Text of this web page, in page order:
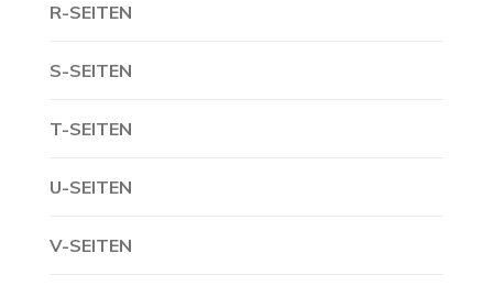
R-SEITEN
S-SEITEN
T-SEITEN
U-SEITEN
V-SEITEN